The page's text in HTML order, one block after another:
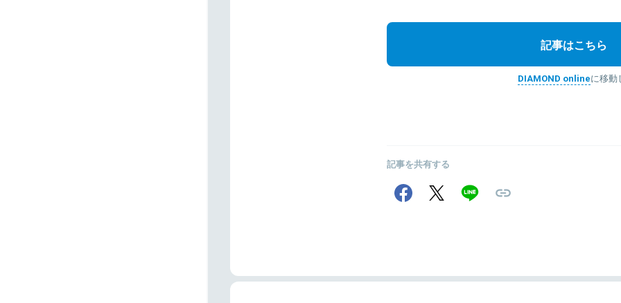
記事はこちら
DIAMOND onlineに移動
記事を共有する